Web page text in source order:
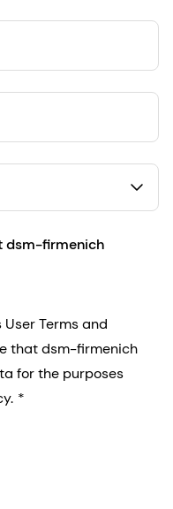
California, US
dsm-firmenich
Terms and
that dsm-firmenich
for the purposes